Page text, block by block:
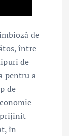
de
între
de
pentru a
de
în